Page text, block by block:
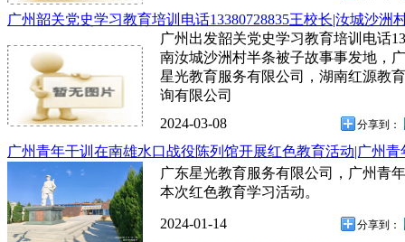
广州韶关党史学习教育培训电话13380728835王校长|汝城沙洲
广州出发韶关党史学习教育培训电话
南汝城沙洲村半条被子故事事发地，
星光教育服务有限公司，湖南红源教
询有限公司
2024-03-08
分享到：
广州青年干训在南雄水口战役陈列馆开展红色教育活动|广州青
广东星光教育服务有限公司，广州青
本次红色教育学习活动。
2024-01-14 分享到：